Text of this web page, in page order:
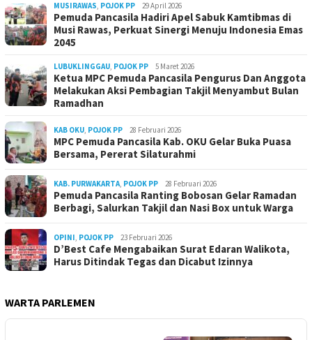
MUSIRAWAS, POJOK PP 29 April 2026
Pemuda Pancasila Hadiri Apel Sabuk Kamtibmas di
Musi Rawas, Perkuat Sinergi Menuju Indonesia Emas
2045
LUBUKLINGGAU, POJOK PP 5 Maret 2026
Ketua MPC Pemuda Pancasila Pengurus Dan Anggota
Melakukan Aksi Pembagian Takjil Menyambut Bulan
Ramadhan
KAB OKU, POJOK PP 28 Februari 2026
MPC Pemuda Pancasila Kab. OKU Gelar Buka Puasa
Bersama, Pererat Silaturahmi
KAB. PURWAKARTA, POJOK PP 28 Februari 2026
Pemuda Pancasila Ranting Bobosan Gelar Ramadan
Berbagi, Salurkan Takjil dan Nasi Box untuk Warga
OPINI, POJOK PP 23 Februari 2026
D’Best Cafe Mengabaikan Surat Edaran Walikota,
Harus Ditindak Tegas dan Dicabut Izinnya
WARTA PARLEMEN